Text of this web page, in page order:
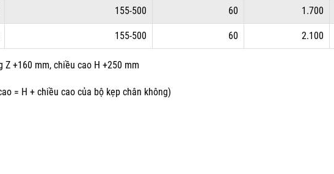
155-500 60 1.700
155-500 60 2.100
+160 mm, chiều cao H +250 mm
= H + chiều cao của bộ kẹp chân không)